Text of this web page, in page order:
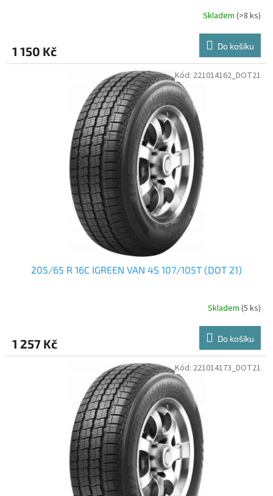
Skladem (>8 ks)
1 150 Kč Do košíku
205/65 R 16C IGREEN VAN 4S 107/105T (DOT 21)
Skladem (5 ks)
1 257 Kč Do košíku
Kód: 221014162_DOT21
Kód: 221014173_DOT21